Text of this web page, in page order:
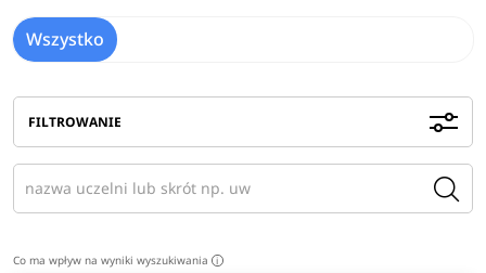
Wszystko
FILTROWANIE
Co ma wpływ na wyniki wyszukiwania i